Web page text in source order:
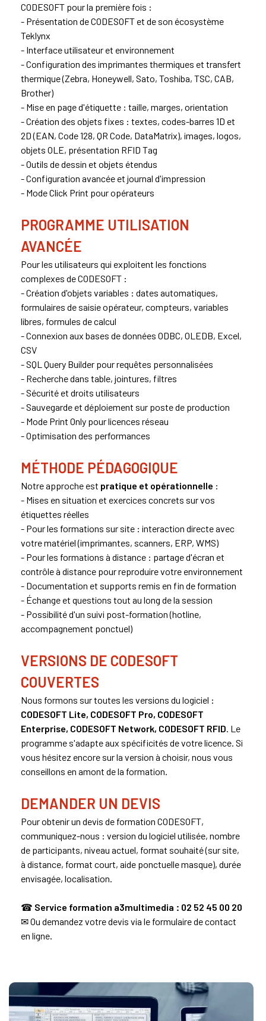
CODESOFT pour la première fois :
- Présentation de CODESOFT et de son écosystème
Teklynx
- Interface utilisateur et environnement
- Configuration des imprimantes thermiques et transfert
thermique(Zebra, Honeywell, Sato, Toshiba, TSC, CAB,
Brother)
- Mise en page d'étiquette : taille, marges, orientation
- Création des objets fixes : textes, codes-barres 1D et
2D (EAN, Code 128, QR Code, DataMatrix), images, logos,
objets OLE, présentation RFID Tag
- Outils de dessin et objets étendus
- Configuration avancée et journal d'impression
- Mode Click Print pour opérateurs
PROGRAMME UTILISATION
AVANCÉE
Pour les utilisateurs qui exploitent les fonctions
complexes de CODESOFT :
- Création d'objets variables : dates automatiques,
formulaires de saisie opérateur, compteurs, variables
libres, formules de calcul
- Connexion aux bases de données ODBC, OLEDB, Excel,
CSV
- SQL Query Builder pour requêtes personnalisées
- Recherche dans table, jointures, filtres
- Sécurité et droits utilisateurs
- Sauvegarde et déploiement sur poste de production
- Mode Print Only pour licences réseau
- Optimisation des performances
MÉTHODE PÉDAGOGIQUE
Notre approche est pratique et opérationnelle :
- Mises en situation et exercices concrets sur vos
étiquettes réelles
- Pour les formations sur site : interaction directe avec
votre matériel (imprimantes, scanners, ERP, WMS)
- Pour les formations à distance : partage d'écran et
contrôle à distance pour reproduire votre environnement
- Documentation et supports remis en fin de formation
- Échange et questions tout au long de la session
- Possibilité d'un suivi post-formation (hotline,
accompagnement ponctuel)
VERSIONS DE CODESOFT
COUVERTES
Nous formons sur toutes les versions du logiciel :
CODESOFT Lite, CODESOFT Pro, CODESOFT
Enterprise, CODESOFT Network, CODESOFT RFID . Le
programme s'adapte aux spécificités de votre licence. Si
vous hésitez encore sur la version à choisir, nous vous
conseillons en amont de la formation.
DEMANDER UN DEVIS
Pour obtenir un devis de formation CODESOFT,
communiquez-nous : version du logiciel utilisée, nombre
de participants, niveau actuel, format souhaité (sur site,
à distance, format court, aide ponctuelle masque), durée
envisagée, localisation.
☎ Service formation a3multimedia : 02 52 45 00 20
✉ Ou demandez votre devis via le formulaire de contact
en ligne.